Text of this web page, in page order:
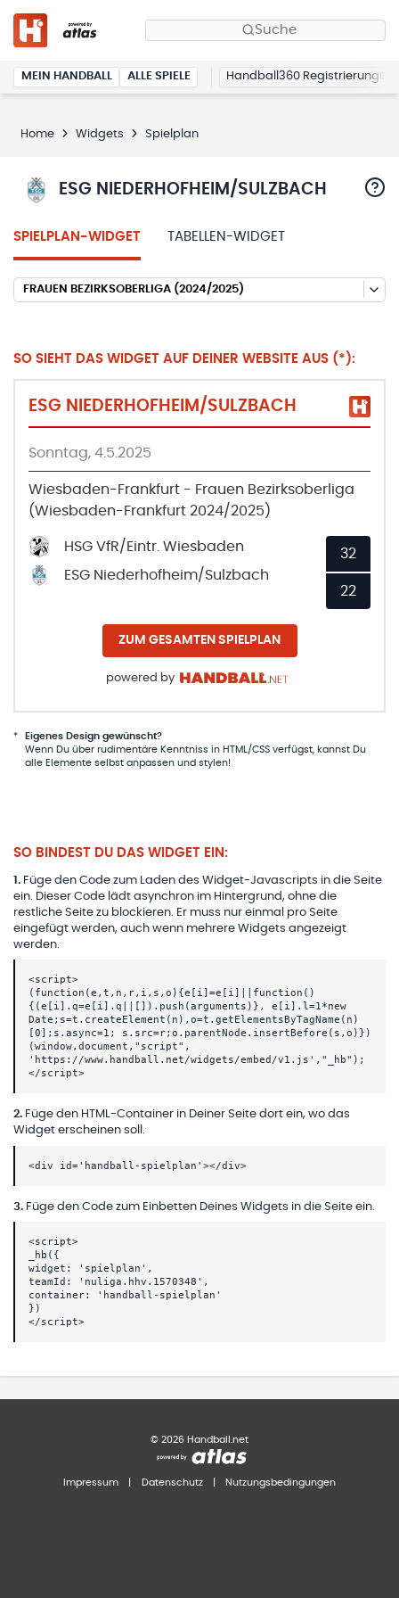
Suche
MEIN HANDBALL ALLE SPIELE Handball360 Registrierung
Home Widgets Spielplan
ESG NIEDERHOFHEIM/SULZBACH
SPIELPLAN-WIDGET TABELLEN-WIDGET
FRAUEN BEZIRKSOBERLIGA (2024/2025)
SO SIEHT DAS WIDGET AUF DEINER WEBSITE AUS (*):
ESG NIEDERHOFHEIM/SULZBACH
Sonntag, 4.5.2025
Wiesbaden-Frankfurt - Frauen Bezirksoberliga
(Wiesbaden-Frankfurt 2024/2025)
HSG VfR/Eintr. Wiesbaden
ESG Niederhofheim/Sulzbach
32
22
ZUM GESAMTEN SPIELPLAN
powered by
*
Eigenes Design gewünscht?
Wenn Du über rudimentäre Kenntniss in HTML/CSS verfügst, kannst Du
alle Elemente selbst anpassen und stylen!
SO BINDEST DU DAS WIDGET EIN:
1 . Füge den Code zum Laden des Widget-Javascripts in die Seite
ein. Dieser Code lädt asynchron im Hintergrund, ohne die
restliche Seite zu blockieren. Er muss nur einmal pro Seite
eingefügt werden, auch wenn mehrere Widgets angezeigt
werden.
<script>
(function(e,t,n,r,i,s,o){e[i]=e[i]||function()
{(e[i].q=e[i].q||[]).push(arguments)}, e[i].l=1*new
Date;s=t.createElement(n),o=t.getElementsByTagName(n)
[0];s.async=1; s.src=r;o.parentNode.insertBefore(s,o)})
(window,document,"script",
'https://www.handball.net/widgets/embed/v1.js',"_hb");
</script>
2. Füge den HTML-Container in Deiner Seite dort ein, wo das
Widget erscheinen soll.
<div id='handball-spielplan'></div>
3. Füge den Code zum Einbetten Deines Widgets in die Seite ein.
<script>
_hb({
widget: 'spielplan',
teamId: 'nuliga.hhv.1570348',
container: 'handball-spielplan'
})
</script>
© 2026 Handball.net
Impressum Datenschutz Nutzungsbedingungen